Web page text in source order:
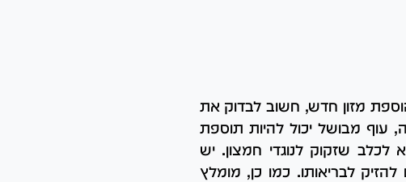
מזון חדש, חשוב לבדוק את
עוף מבושל יכול להיות תוספת
לכלב שזקוק לנוגדי חמצון. יש
לבריאותו. כמו כן, מומלץ